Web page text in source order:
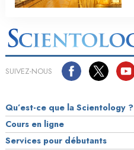
SUIVEZ-NOUS
Qu’est-ce que la Scientology ?
Cours en ligne
Services pour débutants